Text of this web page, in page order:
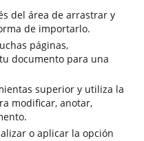
del área de arrastrar y
de importarlo.
páginas,
documento para una
superior y utiliza la
modificar, anotar,
o aplicar la opción